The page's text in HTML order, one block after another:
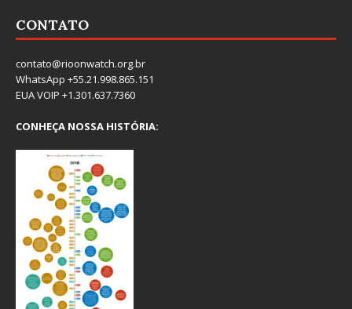
CONTATO
contato@rioonwatch.org.br
WhatsApp +55.21.998.865.151
EUA VOIP +1.301.637.7360
CONHEÇA NOSSA HISTÓRIA: